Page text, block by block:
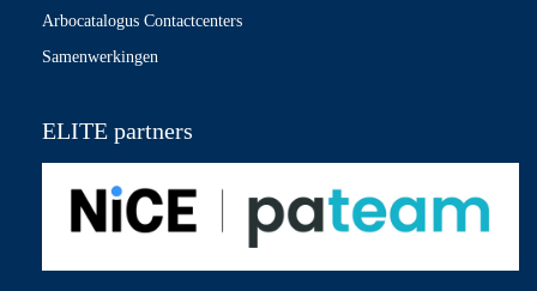
Arbocatalogus Contactcenters
Samenwerkingen
ELITE partners